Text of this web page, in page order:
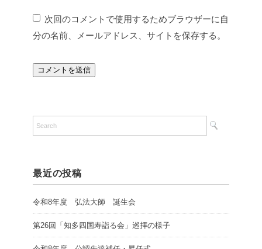
次回のコメントで使用するためブラウザーに自
分の名前、メールアドレス、サイトを保存する。
最近の投稿
令和8年度 弘法大師 誕生会
第26回「知多四国寿詣る会」巡拝の様子